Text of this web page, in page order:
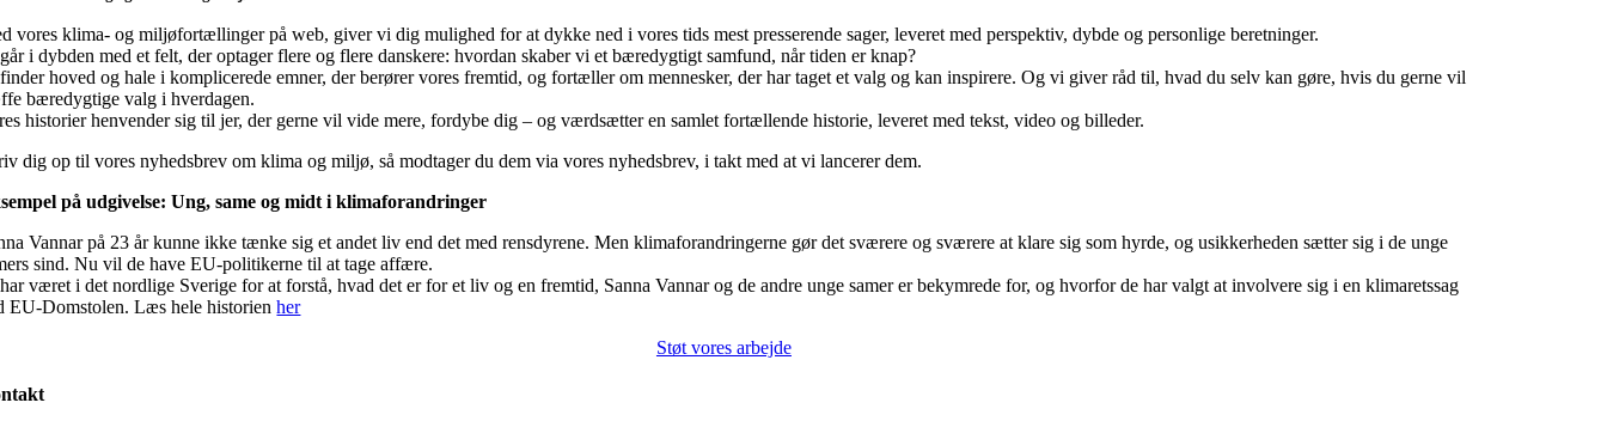
vores klima- og miljøfortællinger på web, giver vi dig mulighed for at dykke ned i vores tids mest presserende sager, leveret med perspektiv, dybde og personlige beretninger.
i dybden med et felt, der optager flere og flere danskere: hvordan skaber vi et bæredygtigt samfund, når tiden er knap?
hoved og hale i komplicerede emner, der berører vores fremtid, og fortæller om mennesker, der har taget et valg og kan inspirere. Og vi giver råd til, hvad du selv kan gøre, hvis du gerne vil
bæredygtige valg i hverdagen.
historier henvender sig til jer, der gerne vil vide mere, fordybe dig – og værdsætter en samlet fortællende historie, leveret med tekst, video og billeder.
dig op til vores nyhedsbrev om klima og miljø, så modtager du dem via vores nyhedsbrev, i takt med at vi lancerer dem.
på udgivelse: Ung, same og midt i klimaforandringer
Vannar på 23 år kunne ikke tænke sig et andet liv end det med rensdyrene. Men klimaforandringerne gør det sværere og sværere at klare sig som hyrde, og usikkerheden sætter sig i de unge
sind. Nu vil de have EU-politikerne til at tage affære.
været i det nordlige Sverige for at forstå, hvad det er for et liv og en fremtid, Sanna Vannar og de andre unge samer er bekymrede for, og hvorfor de har valgt at involvere sig i en klimaretssag
EU-Domstolen. Læs hele historienher
Støt vores arbejde